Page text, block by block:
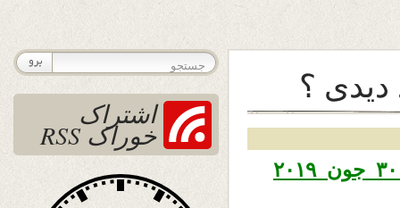
دیدی ؟
تاریخ نشر یکشنبه نهم سرطان ۱۳۹۸ – ۳۰ جون ۲۰۱۹
اشتراک
خوراک RSS